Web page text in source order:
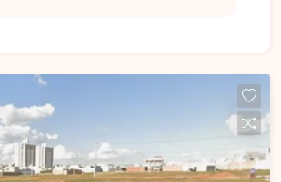
Quadra 6, Rua 2, lotes 51 ao 54,
aproveitamento para
e uma ótima oportunidade
e investidores. Esta é uma
para adquirir um terreno